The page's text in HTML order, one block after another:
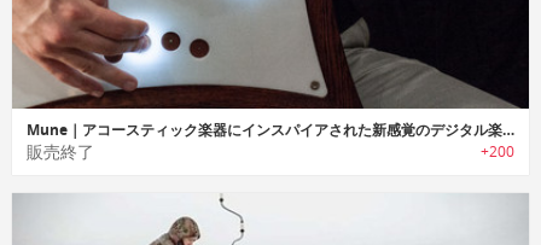
Mune｜アコースティック楽器にインスパイアされた新感覚のデジタル楽器「ミューン」
販売終了 +200